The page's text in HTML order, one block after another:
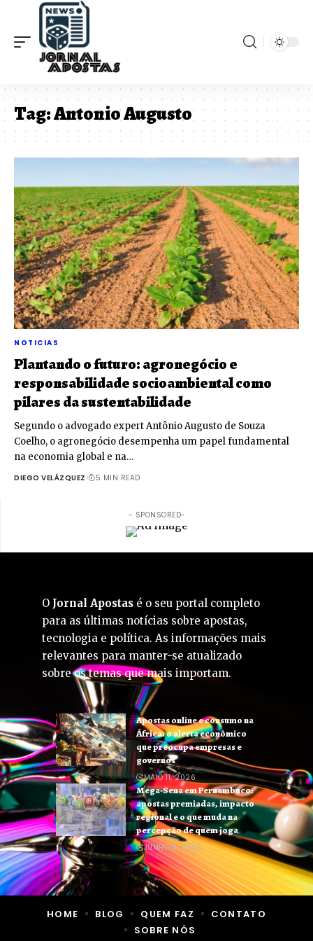
Tag:Antonio Augusto
NOTICIAS
Plantando o futuro: agronegócio e
responsabilidade socioambiental como
pilares da sustentabilidade
Segundo o advogado expert Antônio Augusto de Souza
Coelho, o agronegócio desempenha um papel fundamental
na economia global e na…
DIEGO VELÁZQUEZ 5 MIN READ
- SPONSORED-
O Jornal Apostas é o seu portal completo
para as últimas notícias sobre apostas,
tecnologia e política. As informações mais
relevantes para manter-se atualizado
sobre os temas que mais importam.
Apostas online e consumo na
África: o alerta econômico
que preocupa empresas e
governos
MAIO 11, 2026
Mega-Sena em Pernambuco:
apostas premiadas, impacto
regional e o que muda na
percepção de quem joga
JUNHO 8, 2026
HOME BLOG QUEM FAZ
CONTATO
SOBRE NÓS